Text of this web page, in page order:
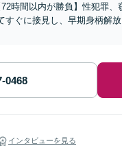
72時間以内が勝負】性犯罪
すぐに接見し、早期身柄解
インタビューを見る